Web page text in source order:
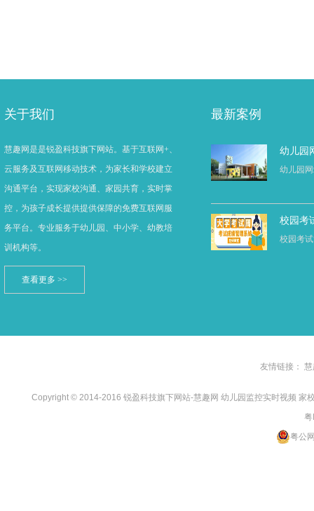
关于我们
慧趣网是是锐盈科技旗下网站。基于互联网+、
云服务及互联网移动技术，为家长和学校建立
沟通平台，实现家校沟通、家园共育，实时掌
控，为孩子成长提供提供保障的免费互联网服
务平台。专业服务于幼儿园、中小学、幼教培
训机构等。
查看更多 >>
最新案例
幼儿园
幼儿园
校园考
校园考
友情链接： 慧
Copyright © 2014-2016 锐盈科技旗下网站-慧趣网 幼儿园监控实时视频 家
粤公